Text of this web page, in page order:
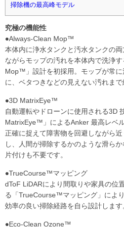
掃除機の最高峰モデル
究極の機能性
●Always-Clean Mop™
本体内に浄水タンクと汚水タンクの
ながらモップの汚れを本体内で洗浄
Mop™」設計を初採用。モップが常
に、ベタつきなどの見えない汚れまで
●3D MatrixEye™
自動運転やドローンに使用される3D
MatrixEye™」によるAnker 最高レベ
正確に捉えて障害物を回避しながら
し、人間が掃除するかのような滑ら
片付けも不要です。
●TrueCourse™マッピング
dToF LiDARにより間取りや家具の位
る「TrueCourse™マッピング」によ
効率の良い掃除経路を自ら設計します
●Eco-Clean Ozone™